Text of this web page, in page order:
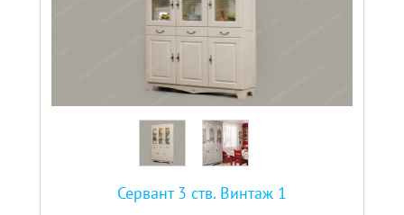
Сервант 3 ств. Винтаж 1